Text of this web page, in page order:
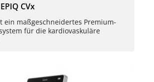
CVx
ein maßgeschneidertes Premium-
für die kardiovaskuläre